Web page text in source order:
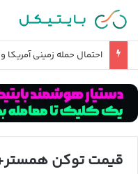
احتمال حمله زمینی
قیمت توکن